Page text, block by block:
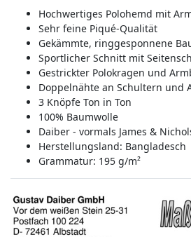
Hochwertiges Polohemd mit
Sehr feine Piqué-Qualität
Gekämmte, ringgesponnene
Sportlicher Schnitt mit
Gestrickter Polokragen und
Doppelnähte an Schultern und
3 Knöpfe Ton in Ton
100% Baumwolle
Daiber - vormals James &
Herstellungsland: Bangladesch
Grammatur: 195 g/m²